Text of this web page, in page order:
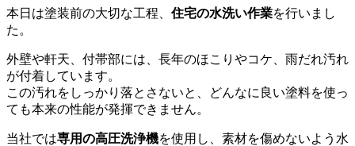
本日は塗装前の大切な工程、 住宅の水洗い作業を行いまし
た。
外壁や軒天、付帯部には、長年のほこりやコケ、雨だれ汚れ
が付着しています。
この汚れをしっかり落とさないと、どんなに良い塗料を使っ
ても本来の性能が発揮できません。
当社では専用の高圧洗浄機を使用し、素材を傷めないよう水